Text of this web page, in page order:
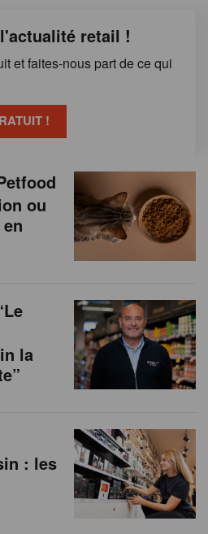
retail !
et faites-nous part de ce qui
!
ou
la
: les